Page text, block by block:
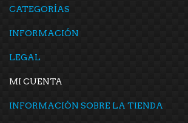
CATEGORÍAS
INFORMACIÓN
LEGAL
MI CUENTA
INFORMACIÓN SOBRE LA TIENDA